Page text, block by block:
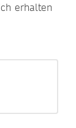
erhalten